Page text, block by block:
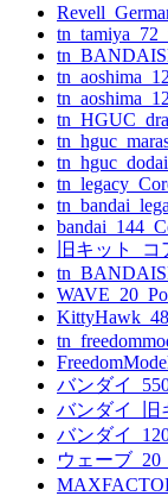
旧キット_
バンダイ
バンダイ_旧
バンダイ
ウェーブ